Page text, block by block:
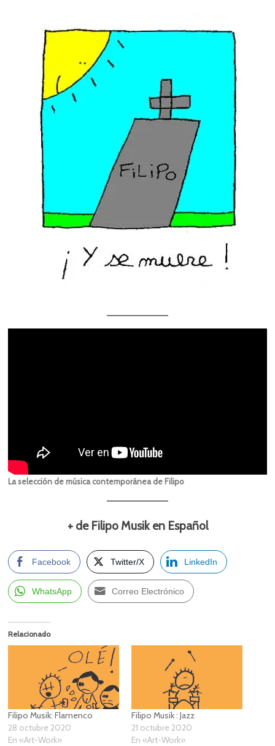
La selección de música contemporánea de Filipo
+ de Filipo Musik en Español
Facebook Twitter/X LinkedIn
WhatsApp Correo Electrónico
Relacionado
Filipo Musik: Flamenco
28 octubre 2020
En «Art-Work»
Filipo Musik : Jazz
21 octubre 2020
En «Art-Work»